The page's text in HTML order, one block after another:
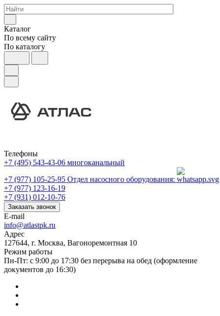
Каталог
По всему сайту
По каталогу
Телефоны
+7 (495) 543-43-06 многоканальный
+7 (977) 105-25-95 Отдел насосного оборудования:
+7 (977) 123-16-19
+7 (931) 012-10-76
Заказать звонок
E-mail
info@atlastpk.ru
Адрес
127644, г. Москва, Вагоноремонтная 10
Режим работы
Пн-Пт: с 9:00 до 17:30 без перерыва на обед (оформление
документов до 16:30)